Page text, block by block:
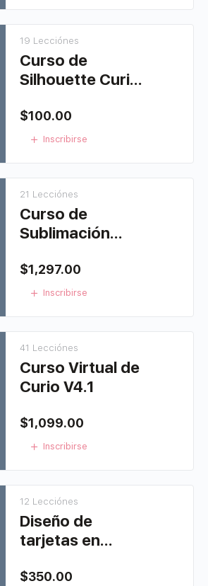
19 Lecciónes
Curso de
Silhouette Curio
$100.00
Inscribirse
21 Lecciónes
Curso de
Sublimación
$1,297.00
Inscribirse
41 Lecciónes
Curso Virtual de
Curio V4.1
$1,099.00
Inscribirse
12 Lecciónes
Diseño de
tarjetas en
propias
$350.00